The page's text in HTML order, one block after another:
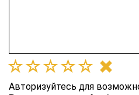
Авторизуйтесь для